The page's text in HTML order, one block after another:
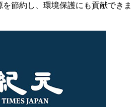
節約し、環境保護にも貢献できま